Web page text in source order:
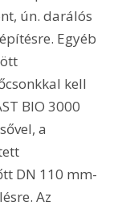
ún. darálós
Egyéb
kell
BIO 3000
a
DN 110 mm-
Az